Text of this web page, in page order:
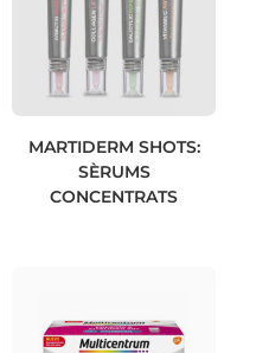
MARTIDERM SHOTS:
SÈRUMS
CONCENTRATS